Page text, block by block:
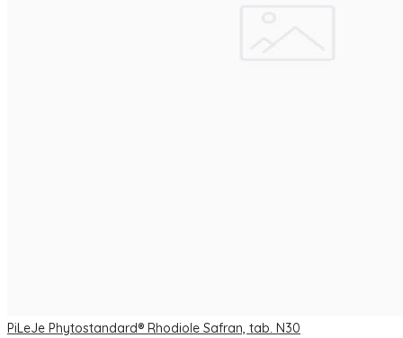
PiLeJe Phytostandard® Rhodiole Safran, tab. N30